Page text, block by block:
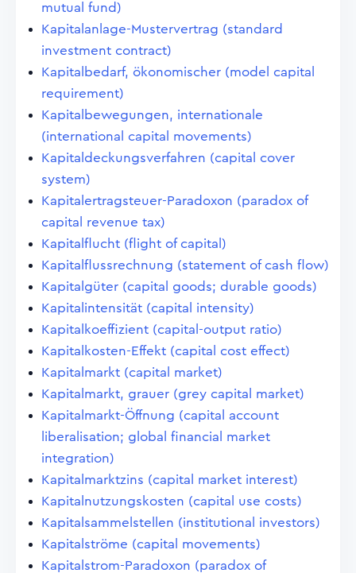
mutual fund)
Kapitalanlage-Mustervertrag (standard
investment contract)
Kapitalbedarf, ökonomischer (model capital
requirement)
Kapitalbewegungen, internationale
(international capital movements)
Kapitaldeckungsverfahren (capital cover
system)
Kapitalertragsteuer-Paradoxon (paradox of
capital revenue tax)
Kapitalflucht (flight of capital)
Kapitalflussrechnung (statement of cash flow)
Kapitalgüter (capital goods; durable goods)
Kapitalintensität (capital intensity)
Kapitalkoeffizient (capital-output ratio)
Kapitalkosten-Effekt (capital cost effect)
Kapitalmarkt (capital market)
Kapitalmarkt, grauer (grey capital market)
Kapitalmarkt-Öffnung (capital account
liberalisation; global financial market
integration)
Kapitalmarktzins (capital market interest)
Kapitalnutzungskosten (capital use costs)
Kapitalsammelstellen (institutional investors)
Kapitalströme (capital movements)
Kapitalstrom-Paradoxon (paradox of